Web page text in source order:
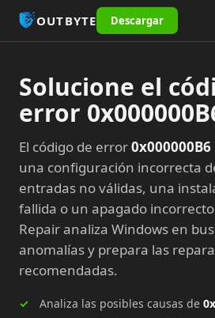
OUTBYTE Descargar
Solucione el
error
El código de error0x000000B6
una configuración incorrecta
entradas no válidas, una
fallida o un apagado
Repair analiza Windows en
anomalías y prepara las
recomendadas.
Analiza las posibles causas de